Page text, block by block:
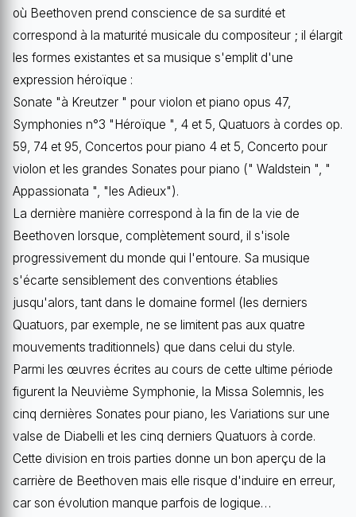
où Beethoven prend conscience de sa surdité et
correspond à la maturité musicale du compositeur ; il élargit
les formes existantes et sa musique s'emplit d'une
expression héroïque :
Sonate "à Kreutzer " pour violon et piano opus 47,
Symphonies n°3 "Héroïque ", 4 et 5, Quatuors à cordes op.
59, 74 et 95, Concertos pour piano 4 et 5, Concerto pour
violon et les grandes Sonates pour piano (" Waldstein ", "
Appassionata ", "les Adieux").
La dernière manière correspond à la fin de la vie de
Beethoven lorsque, complètement sourd, il s'isole
progressivement du monde qui l'entoure. Sa musique
s'écarte sensiblement des conventions établies
jusqu'alors, tant dans le domaine formel (les derniers
Quatuors, par exemple, ne se limitent pas aux quatre
mouvements traditionnels) que dans celui du style.
Parmi les œuvres écrites au cours de cette ultime période
figurent la Neuvième Symphonie, la Missa Solemnis, les
cinq dernières Sonates pour piano, les Variations sur une
valse de Diabelli et les cinq derniers Quatuors à corde.
Cette division en trois parties donne un bon aperçu de la
carrière de Beethoven mais elle risque d'induire en erreur,
car son évolution manque parfois de logique…